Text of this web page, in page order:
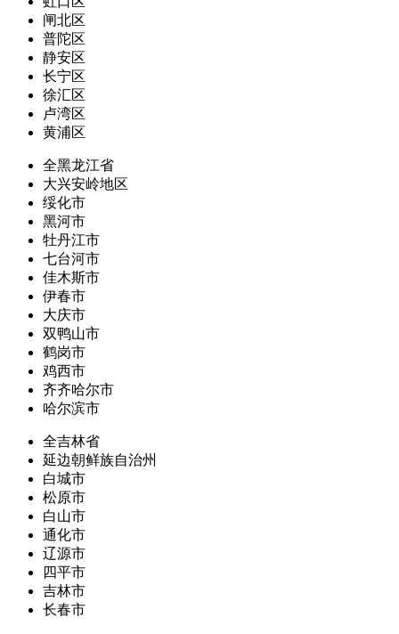
闸北区
普陀区
静安区
长宁区
徐汇区
卢湾区
黄浦区
全黑龙江省
大兴安岭地区
绥化市
黑河市
牡丹江市
七台河市
佳木斯市
伊春市
大庆市
双鸭山市
鹤岗市
鸡西市
齐齐哈尔市
哈尔滨市
全吉林省
延边朝鲜族自治州
白城市
松原市
白山市
通化市
辽源市
四平市
吉林市
长春市